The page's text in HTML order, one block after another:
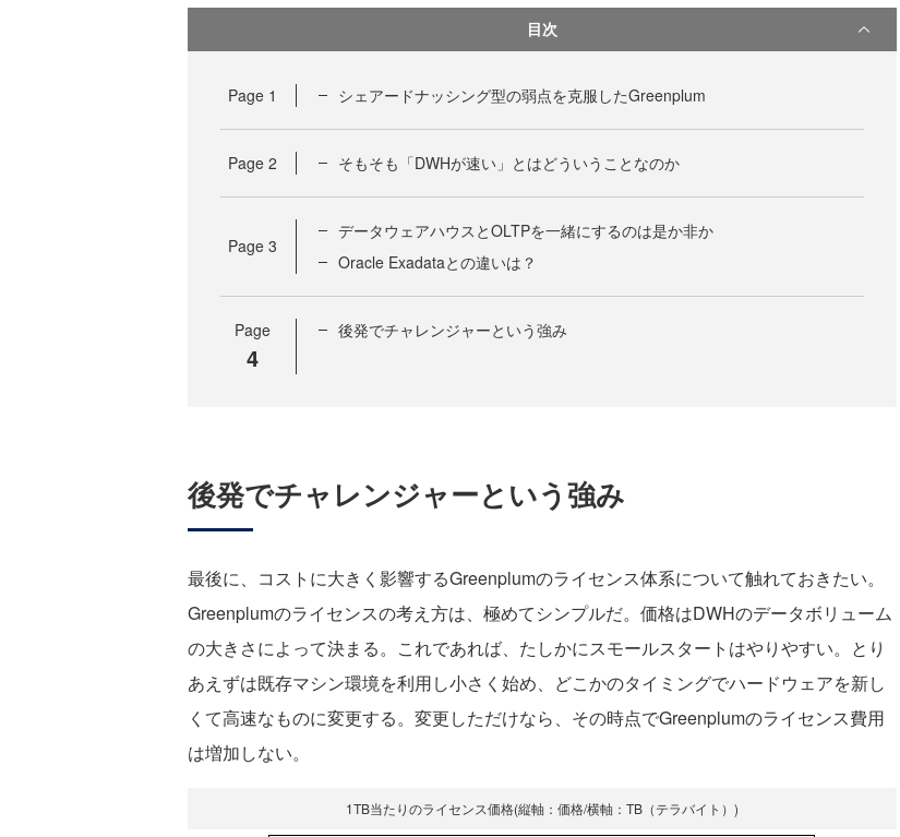
目次
Page 1 シェアードナッシング型の弱点を克服したGreenplum
Page 2 そもそも「DWHが速い」とはどういうことなのか
Page 3
データウェアハウスとOLTPを一緒にするのは是か非か
Oracle Exadataとの違いは？
Page
4
後発でチャレンジャーという強み
後発でチャレンジャーという強み
最後に、コストに大きく影響するGreenplumのライセンス体系について触れておきたい。
Greenplumのライセンスの考え方は、極めてシンプルだ。価格はDWHのデータボリューム
の大きさによって決まる。これであれば、たしかにスモールスタートはやりやすい。とり
あえずは既存マシン環境を利用し小さく始め、どこかのタイミングでハードウェアを新し
くて高速なものに変更する。変更しただけなら、その時点でGreenplumのライセンス費用
は増加しない。
1TB当たりのライセンス価格(縦軸：価格/横軸：TB（テラバイト）)